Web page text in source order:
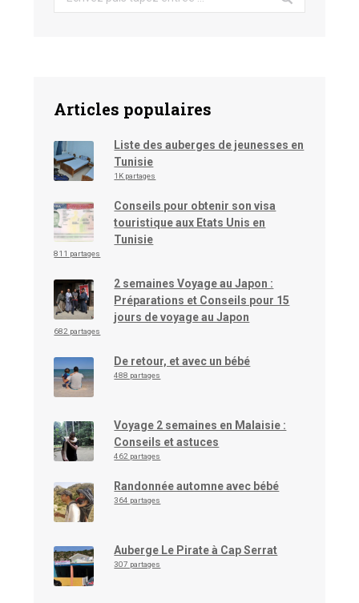
Articles populaires
Liste des auberges de jeunesses en
Tunisie
1K partages
Conseils pour obtenir son visa
touristique aux Etats Unis en
Tunisie
811 partages
2 semaines Voyage au Japon :
Préparations et Conseils pour 15
jours de voyage au Japon
682 partages
De retour, et avec un bébé
488 partages
Voyage 2 semaines en Malaisie :
Conseils et astuces
462 partages
Randonnée automne avec bébé
364 partages
Auberge Le Pirate à Cap Serrat
307 partages